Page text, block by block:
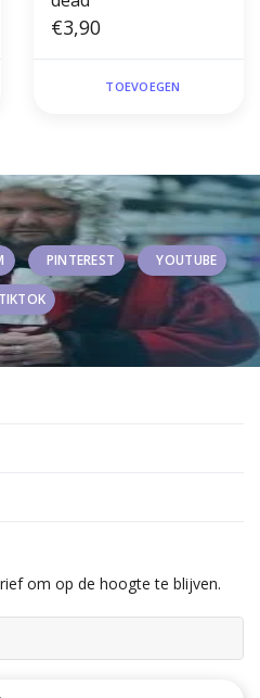
€3,90
TOEVOEGEN
PINTEREST YOUTUBE
TIKTOK
om op de hoogte te blijven.